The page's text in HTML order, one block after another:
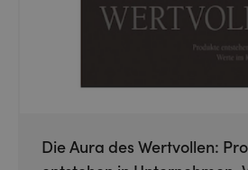
Die Aura des Wertvollen: